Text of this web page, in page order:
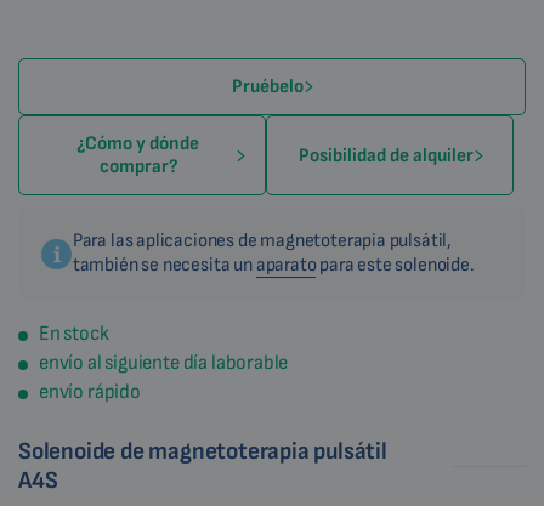
Pruébelo
¿Cómo y dónde
comprar?
Posibilidad de alquiler
Para las aplicaciones de magnetoterapia pulsátil,
también se necesita un aparato para este solenoide.
En stock
envío al siguiente día laborable
envío rápido
Solenoide de magnetoterapia pulsátil
A4S